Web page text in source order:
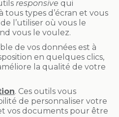
responsive qui
tous types d’écran et vous
l’utiliser où vous le
vous le voulez.
de vos données est à
en quelques clics,
la qualité de votre
. Ces outils vous
de personnaliser votre
vos documents pour être